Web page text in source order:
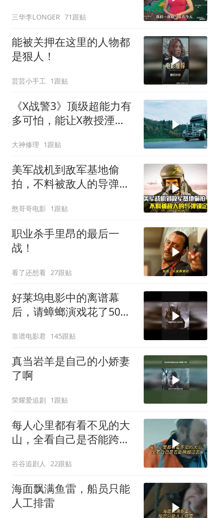
三华李LONGER 71跟贴
能被关押在这里的人物都
是狠人！
芸芸小手工 1跟贴
《X战警3》顶级超能力有
多可怕，能让X教授湮
大神修理 1跟贴
美军战机到敌军基地偷
拍，不料被敌人的导弹锁
憨哥哥电影 1跟贴
职业杀手里昂的最后一
战！
看了还想看 27跟贴
好莱坞电影中的离谱幕
后，请蟑螂演戏花了50万
靠谱电影君 145跟贴
真当岩羊是自己的小娇妻
了啊
荣耀爱追剧 1跟贴
每人心里都有看不见的大
山，全看自己是否能跨越
谷谷追剧人 22跟贴
海面飘满鱼雷，船员只能
人工排雷